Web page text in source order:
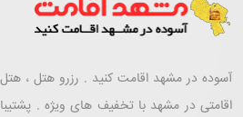
آسوده در مشهد اقامت کنید . رزرو هتل ،